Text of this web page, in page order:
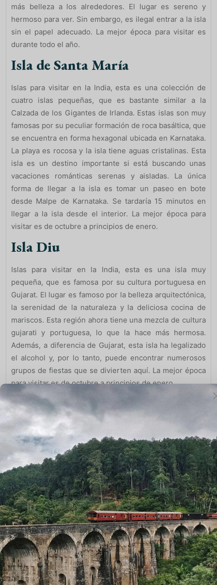
más belleza a los alrededores. El lugar es sereno y
hermoso para ver. Sin embargo, es ilegal entrar a la isla
sin el papel adecuado. La mejor época para visitar es
durante todo el año.
Isla de Santa María
Islas para visitar en la India, esta es una colección de
cuatro islas pequeñas, que es bastante similar a la
Calzada de los Gigantes de Irlanda. Estas islas son muy
famosas por su peculiar formación de roca basáltica, que
se encuentra en forma hexagonal ubicada en Karnataka.
La playa es rocosa y la isla tiene aguas cristalinas. Esta
isla es un destino importante si está buscando unas
vacaciones románticas serenas y aisladas. La única
forma de llegar a la isla es tomar un paseo en bote
desde Malpe de Karnataka. Se tardaría 15 minutos en
llegar a la isla desde el interior. La mejor época para
visitar es de octubre a principios de enero.
Isla Diu
Islas para visitar en la India, esta es una isla muy
pequeña, que es famosa por su cultura portuguesa en
Gujarat. El lugar es famoso por la belleza arquitectónica,
la serenidad de la naturaleza y la deliciosa cocina de
mariscos. Esta región ahora tiene una mezcla de cultura
gujarati y portuguesa, lo que la hace más hermosa.
Además, a diferencia de Gujarat, esta isla ha legalizado
el alcohol y, por lo tanto, puede encontrar numerosos
grupos de fiestas que se divierten aquí. La mejor época
para visitar es de octubre a principios de enero.
Pequeña isla de andaman
Islas para visitar en la India, si bien las islas de Andaman
y Nicobar son bastante comunes entre los turistas,
existen numerosas islas cercanas y alrededor de este
destino turístico, que están bastante escondidas y son
menos elegidas. Una de esas islas es el pequeño
Andaman. Este lugar tiene hermosas playas y es el
mejor lugar para disfrutar de la naturaleza, en la forma
en que estaba destinado a ser. Se tarda un día en llegar
a esta isla desde Port Blair, en un barco. La mejor época
para visitar es de diciembre a marzo.
Grandioso Isla